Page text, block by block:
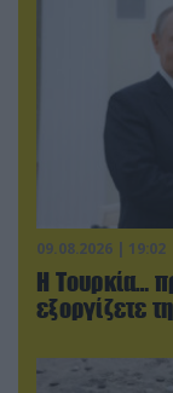
09.08.2026 | 19:02
Η Τουρκία…
εξοργίζετε